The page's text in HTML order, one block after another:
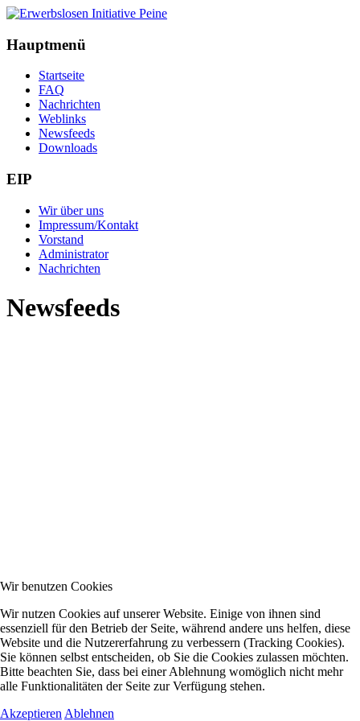
Hauptmenü
Startseite
FAQ
Nachrichten
Weblinks
Newsfeeds
Downloads
EIP
Wir über uns
Impressum/Kontakt
Vorstand
Administrator
Nachrichten
Newsfeeds
Wir benutzen Cookies
Wir nutzen Cookies auf unserer Website. Einige von ihnen sind
essenziell für den Betrieb der Seite, während andere uns helfen, diese
Website und die Nutzererfahrung zu verbessern (Tracking Cookies).
Sie können selbst entscheiden, ob Sie die Cookies zulassen möchten.
Bitte beachten Sie, dass bei einer Ablehnung womöglich nicht mehr
alle Funktionalitäten der Seite zur Verfügung stehen.
Akzeptieren Ablehnen